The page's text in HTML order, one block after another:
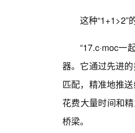
这种“1+1>2”
“17.c·moc一
器。它通过先进
匹配，精准地推
花费大量时间和
桥梁。